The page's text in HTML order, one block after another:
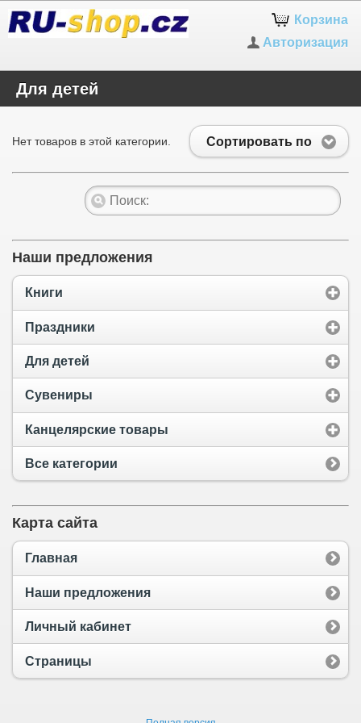
Корзина
Авторизация
Для детей
Сортировать по
Нет товаров в этой категории.
Наши предложения
Книги
Праздники
Для детей
Сувениры
Канцелярские товары
Все категории
Карта сайта
Главная
Наши предложения
Личный кабинет
Страницы